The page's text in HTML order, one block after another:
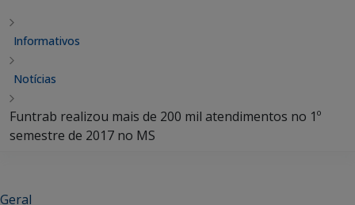
Informativos
Notícias
Funtrab realizou mais de 200 mil atendimentos no 1º
semestre de 2017 no MS
Geral